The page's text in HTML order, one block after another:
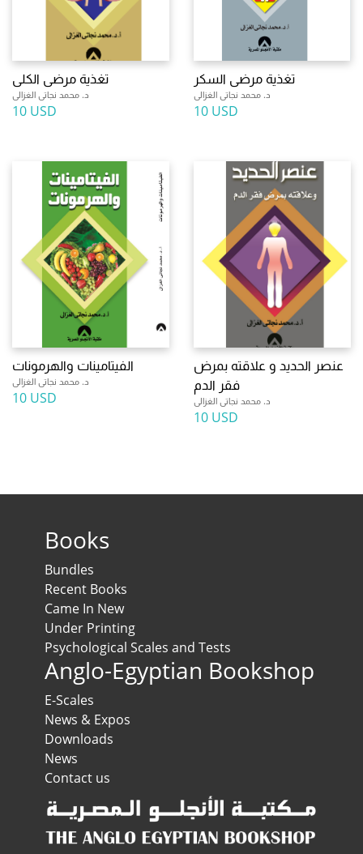
تغذية مرضى الكلى
د. محمد نجاتى الغزالى
10 USD
تغذية مرضى السكر
د. محمد نجاتى الغزالى
10 USD
الفيتامينات والهرمونات
د. محمد نجاتى الغزالى
10 USD
عنصر الحديد و علاقته بمرض
فقر الدم
د. محمد نجاتى الغزالى
10 USD
Books
Bundles
Recent Books
Came In New
Under Printing
Psychological Scales and Tests
Anglo-Egyptian Bookshop
E-Scales
News & Expos
Downloads
News
Contact us